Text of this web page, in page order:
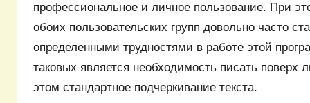
профессиональное и личное пользование. При
обоих пользовательских групп довольно часто
определенными трудностями в работе этой
таковых является необходимость писать поверх
этом стандартное подчеркивание текста.